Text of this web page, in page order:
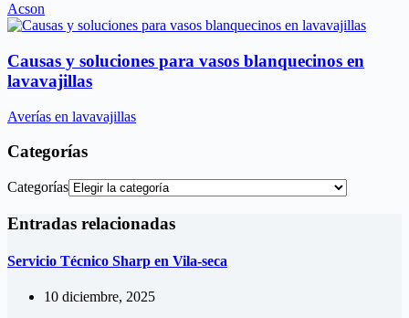
Acson
Causas y soluciones para vasos blanquecinos en
lavavajillas
Averías en lavavajillas
Categorías
Categorías
Entradas relacionadas
Servicio Técnico Sharp en Vila-seca
10 diciembre, 2025